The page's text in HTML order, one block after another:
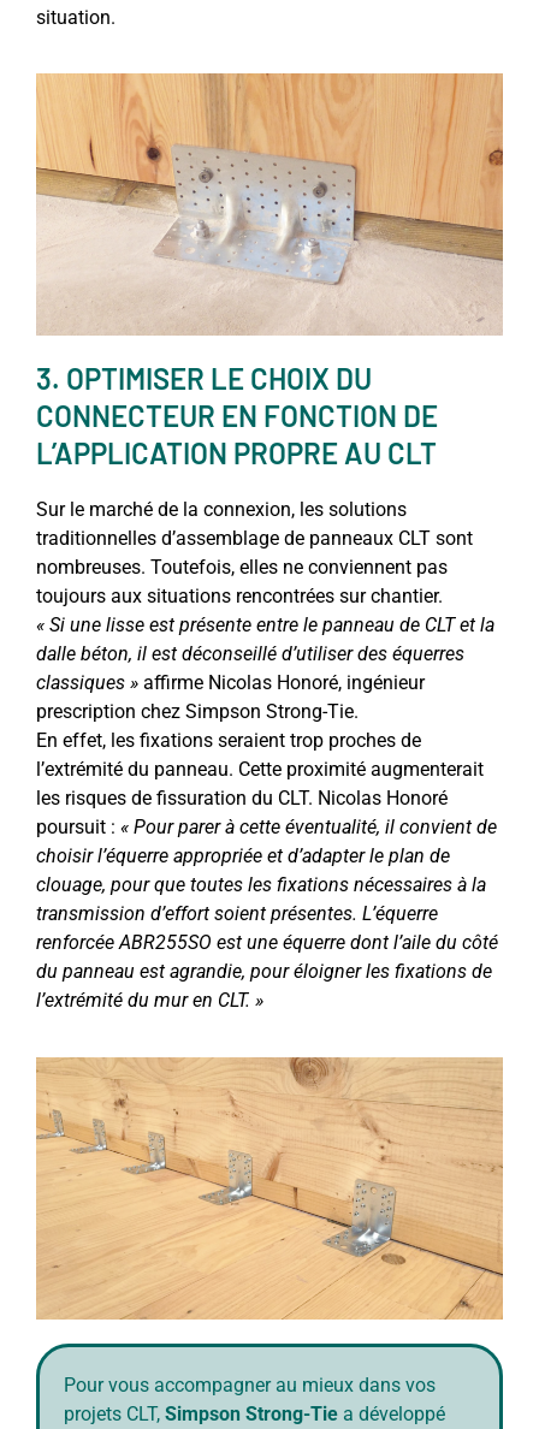
situation.
3. OPTIMISER LE CHOIX DU
CONNECTEUR EN FONCTION DE
L’APPLICATION PROPRE AU CLT
Sur le marché de la connexion, les solutions
traditionnelles d’assemblage de panneaux CLT sont
nombreuses. Toutefois, elles ne conviennent pas
toujours aux situations rencontrées sur chantier.
« Si une lisse est présente entre le panneau de CLT et la
dalle béton, il est déconseillé d’utiliser des équerres
classiques » affirme Nicolas Honoré, ingénieur
prescription chez Simpson Strong-Tie.
En effet, les fixations seraient trop proches de
l’extrémité du panneau. Cette proximité augmenterait
les risques de fissuration du CLT. Nicolas Honoré
poursuit : « Pour parer à cette éventualité, il convient de
choisir l’équerre appropriée et d’adapter le plan de
clouage, pour que toutes les fixations nécessaires à la
transmission d’effort soient présentes. L’équerre
renforcée ABR255SO est une équerre dont l’aile du côté
du panneau est agrandie, pour éloigner les fixations de
l’extrémité du mur en CLT. »
Pour vous accompagner au mieux dans vos
projets CLT, Simpson Strong-Tie a développé